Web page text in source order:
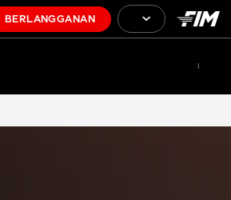
BERLANGGANAN